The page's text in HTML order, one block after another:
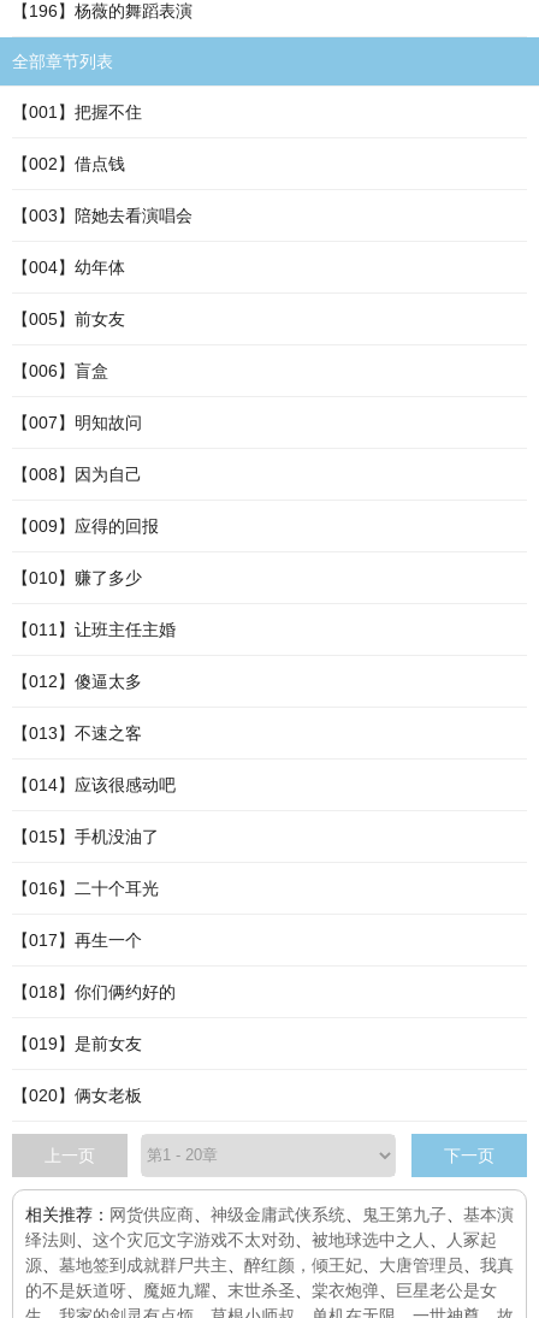
【196】杨薇的舞蹈表演
全部章节列表
【001】把握不住
【002】借点钱
【003】陪她去看演唱会
【004】幼年体
【005】前女友
【006】盲盒
【007】明知故问
【008】因为自己
【009】应得的回报
【010】赚了多少
【011】让班主任主婚
【012】傻逼太多
【013】不速之客
【014】应该很感动吧
【015】手机没油了
【016】二十个耳光
【017】再生一个
【018】你们俩约好的
【019】是前女友
【020】俩女老板
上一页 下一页
相关推荐： 网货供应商 神级金庸武侠系统 鬼王第九子
基本演
绎法则
这个灾厄文字游戏不太对劲 被地球选中之人
人冢起
源
墓地签到成就群尸共主 醉红颜，倾王妃 大唐管理员
我真
的不是妖道呀
魔姬九耀 末世杀圣 棠衣炮弹
巨星老公是女